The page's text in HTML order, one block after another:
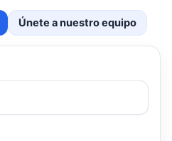
Únete a nuestro equipo